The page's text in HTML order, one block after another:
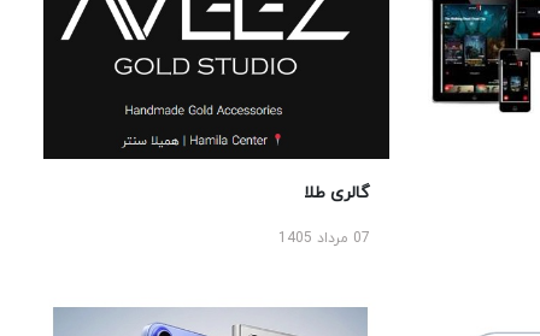
گالری طلا
07 مرداد 1405